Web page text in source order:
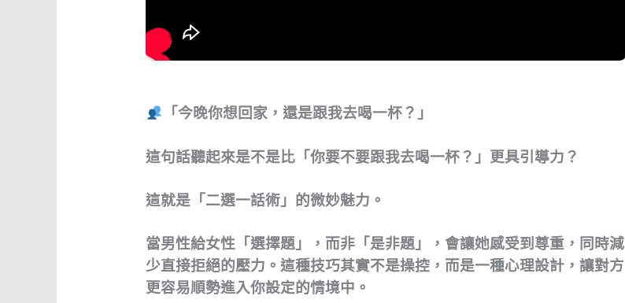
「今晚你想回家，還是跟我去喝一杯？」
這句話聽起來是不是比「你要不要跟我去喝一杯？」更具引導力？
這就是「二選一話術」的微妙魅力。
當男性給女性「選擇題」，而非「是非題」，會讓她感受到尊重，同時減
少直接拒絕的壓力。這種技巧其實不是操控，而是一種心理設計，讓對方
更容易順勢進入你設定的情境中。